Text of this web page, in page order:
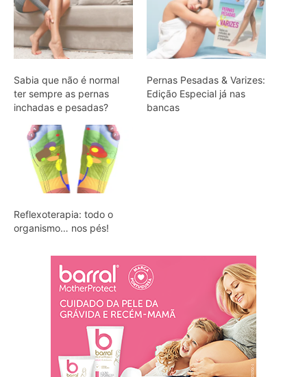
Sabia que não é normal
ter sempre as pernas
inchadas e pesadas?
Pernas Pesadas & Varizes:
Edição Especial já nas
bancas
Reflexoterapia: todo o
organismo… nos pés!